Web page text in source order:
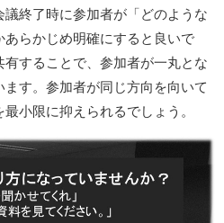
終了時に参加者が「どのような
らかじめ明確にすると良いで
することで、参加者が一丸とな
す。参加者が同じ方向を向いて
小限に抑えられるでしょう。